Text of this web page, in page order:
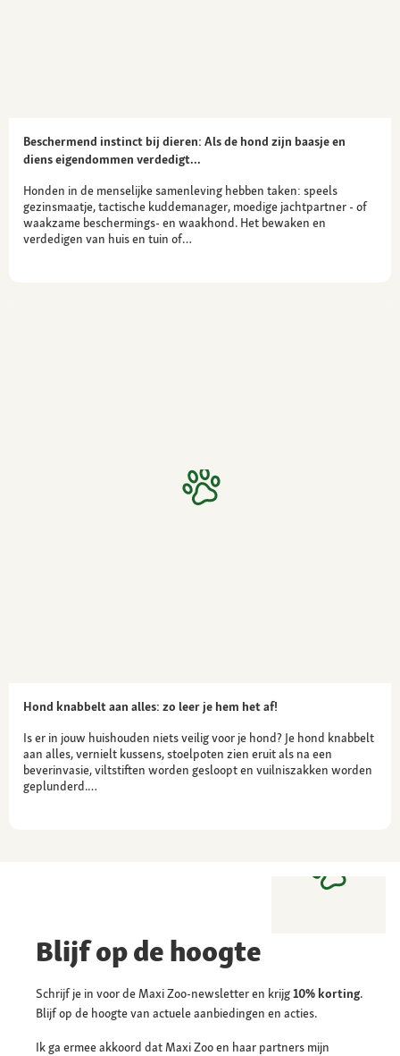
Beschermend instinct bij dieren: Als de hond zijn baasje en
diens eigendommen verdedigt...
Honden in de menselijke samenleving hebben taken: speels
gezinsmaatje, tactische kuddemanager, moedige jachtpartner - of
waakzame beschermings- en waakhond. Het bewaken en
verdedigen van huis en tuin of…
Hond knabbelt aan alles: zo leer je hem het af!
Is er in jouw huishouden niets veilig voor je hond? Je hond knabbelt
aan alles, vernielt kussens, stoelpoten zien eruit als na een
beverinvasie, viltstiften worden gesloopt en vuilniszakken worden
geplunderd.…
Blijf op de hoogte
Schrijf je in voor de Maxi Zoo-newsletter en krijg10% korting.
Blijf op de hoogte van actuele aanbiedingen en acties.
Ik ga ermee akkoord dat Maxi Zoo en haar partners mijn